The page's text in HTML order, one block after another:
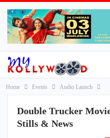
Home Events Audio Launch
Double Trucker
Stills & News